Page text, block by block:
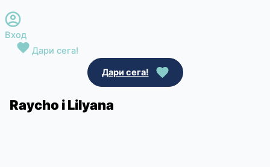
Вход
Дари сега!
Дари сега!
Raycho i Lilyana